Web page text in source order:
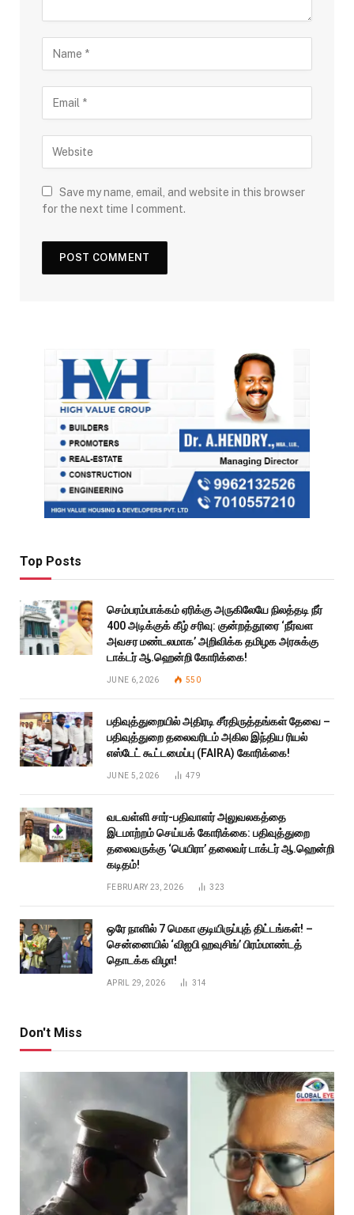
Save my name, email, and website in this browser
for the next time I comment.
Top Posts
செம்பரம்பாக்கம் ஏரிக்கு அருகிலேயே நிலத்தடி நீர்
400 அடிக்குக் கீழ் சரிவு: குன்றத்தூரை ‘நீர்வள
அவசர மண்டலமாக’ அறிவிக்க தமிழக அரசுக்கு
டாக்டர் ஆ.ஹென்றி கோரிக்கை!
JUNE 6, 2026 550
பதிவுத்துறையில் அதிரடி சீர்திருத்தங்கள் தேவை –
பதிவுத்துறை தலைவரிடம் அகில இந்திய ரியல்
எஸ்டேட் கூட்டமைப்பு (FAIRA) கோரிக்கை!
JUNE 5, 2026 479
வடவள்ளி சார்-பதிவாளர் அலுவலகத்தை
இடமாற்றம் செய்யக் கோரிக்கை: பதிவுத்துறை
தலைவருக்கு ‘பெயிரா’ தலைவர் டாக்டர் ஆ.ஹென்றி
கடிதம்!
FEBRUARY 23, 2026 323
ஒரே நாளில் 7 மெகா குடியிருப்புத் திட்டங்கள்! –
சென்னையில் ‘விஐபி ஹவுசிங்’ பிரம்மாண்டத்
தொடக்க விழா!
APRIL 29, 2026 314
Don't Miss